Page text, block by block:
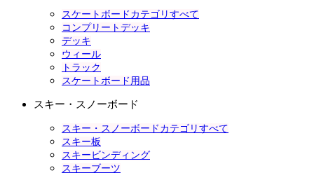
スケートボードカテゴリすべて
コンプリートデッキ
デッキ
ウィール
トラック
スケートボード用品
スキー・スノーボード
スキー・スノーボードカテゴリすべて
スキー板
スキービンディング
スキーブーツ